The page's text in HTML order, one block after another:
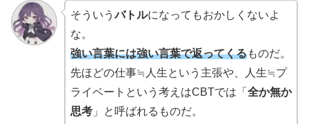
そういうバトルになってもおかしくないよ
な。
強い言葉には強い言葉で返ってくるものだ。
先ほどの仕事≒人生という主張や、人生≒プ
ライベートという考えはCBTでは「 全か無か
思考」と呼ばれるものだ。